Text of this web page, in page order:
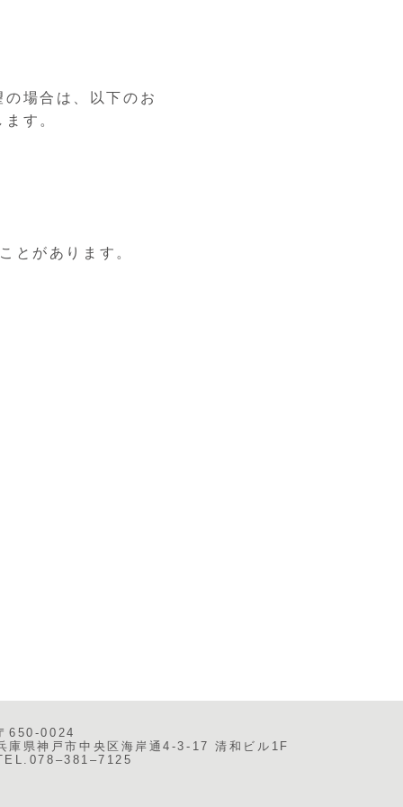
場合は、以下のお
す。
とがあります。
650-0024
庫県神戸市中央区海岸通4-3-17 清和ビル1F